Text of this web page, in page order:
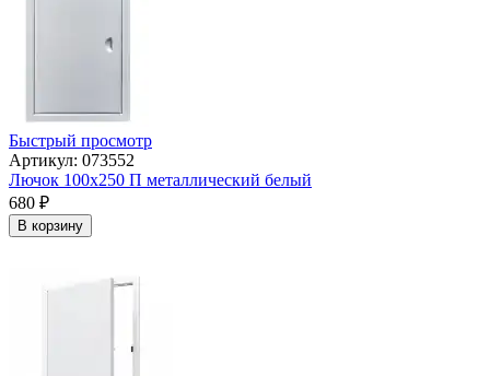
Быстрый просмотр
Артикул: 073552
Лючок 100х250 П металлический белый
680 ₽
В корзину